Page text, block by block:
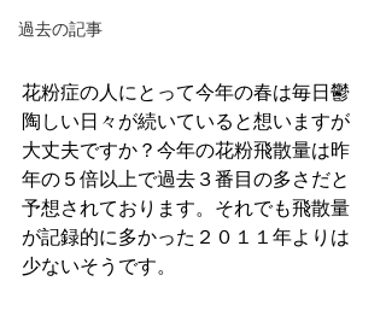
過去の記事
花粉症の人にとって今年の春は毎日鬱
陶しい日々が続いていると想いますが
大丈夫ですか？今年の花粉飛散量は昨
年の５倍以上で過去３番目の多さだと
予想されております。それでも飛散量
が記録的に多かった２０１１年よりは
少ないそうです。